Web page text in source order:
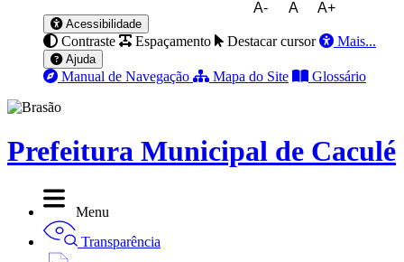
A- A A+
Acessibilidade
Contraste Espaçamento Destacar cursor Mais...
Ajuda
Manual de Navegação Mapa do Site Glossário
Prefeitura Municipal de Caculé
Menu
Transparência